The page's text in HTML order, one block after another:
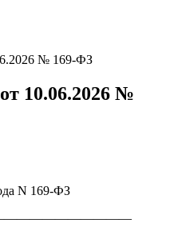
№ 169-ФЗ
10.06.2026 №
N 169-ФЗ